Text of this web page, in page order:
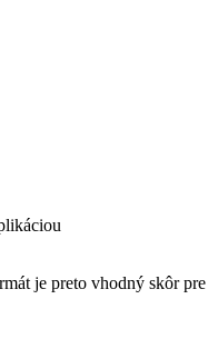
je preto vhodný skôr pre